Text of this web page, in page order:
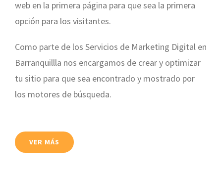
web en la primera página para que sea la primera
opción para los visitantes.
Como parte de los Servicios de Marketing Digital en
Barranquillla nos encargamos de crear y optimizar
tu sitio para que sea encontrado y mostrado por
los motores de búsqueda.
VER MÁS